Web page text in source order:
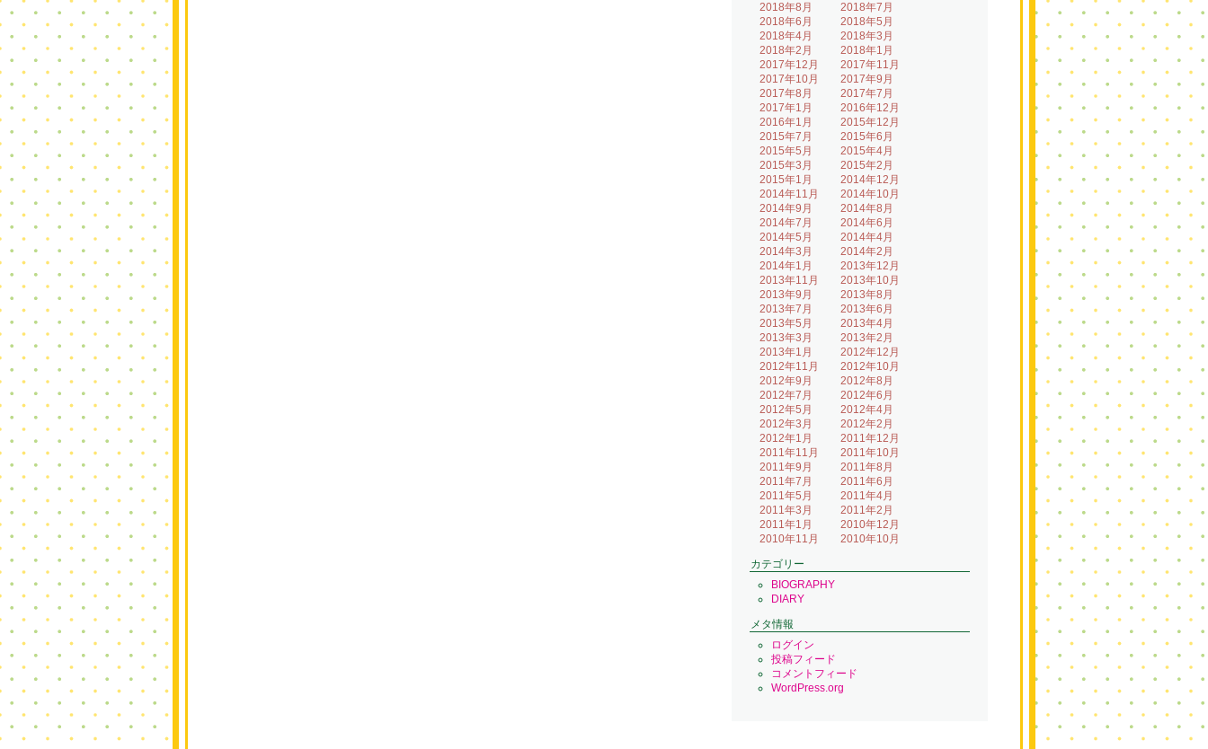
2018年8月
2018年7月
2018年6月
2018年5月
2018年4月
2018年3月
2018年2月
2018年1月
2017年12月
2017年11月
2017年10月
2017年9月
2017年8月
2017年7月
2017年1月
2016年12月
2016年1月
2015年12月
2015年7月
2015年6月
2015年5月
2015年4月
2015年3月
2015年2月
2015年1月
2014年12月
2014年11月
2014年10月
2014年9月
2014年8月
2014年7月
2014年6月
2014年5月
2014年4月
2014年3月
2014年2月
2014年1月
2013年12月
2013年11月
2013年10月
2013年9月
2013年8月
2013年7月
2013年6月
2013年5月
2013年4月
2013年3月
2013年2月
2013年1月
2012年12月
2012年11月
2012年10月
2012年9月
2012年8月
2012年7月
2012年6月
2012年5月
2012年4月
2012年3月
2012年2月
2012年1月
2011年12月
2011年11月
2011年10月
2011年9月
2011年8月
2011年7月
2011年6月
2011年5月
2011年4月
2011年3月
2011年2月
2011年1月
2010年12月
2010年11月
2010年10月
カテゴリー
BIOGRAPHY
DIARY
メタ情報
ログイン
投稿フィード
コメントフィード
WordPress.org